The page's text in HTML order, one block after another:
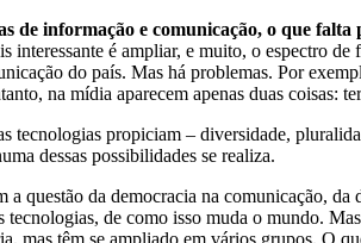
de informação e comunicação, o que
interessante é ampliar, e muito, o espectro
do país. Mas há problemas. Por
na mídia aparecem apenas duas coisas:
tecnologias propiciam – diversidade,
dessas possibilidades se realiza.
questão da democracia na comunicação,
de como isso muda o mundo.
mas têm se ampliado em vários grupos. O